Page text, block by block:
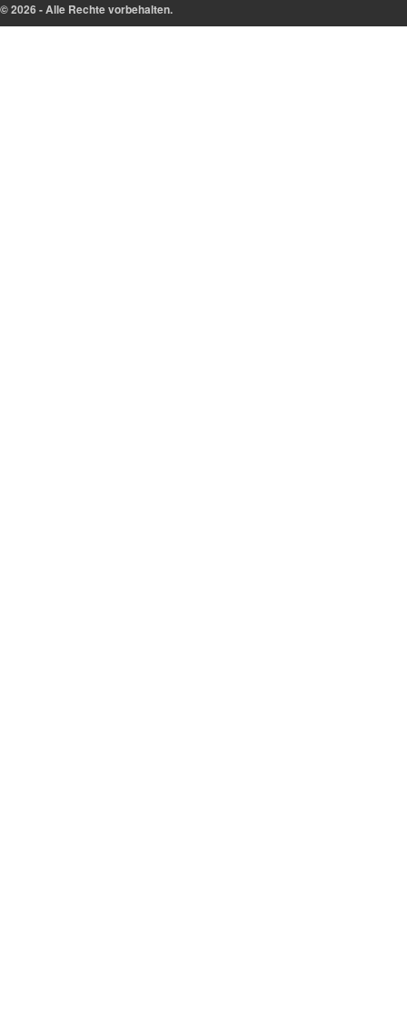
© 2026 - Alle Rechte vorbehalten.